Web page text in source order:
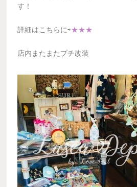
す！
詳細はこちらに⇨★★★
店内またまたプチ改装